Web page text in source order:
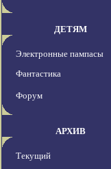
ДЕТЯМ
Электронные пампасы
Фантастика
Форум
АРХИВ
Текущий